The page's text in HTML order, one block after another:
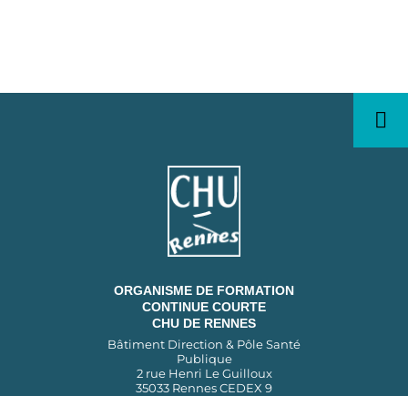
ORGANISME DE FORMATION
CONTINUE COURTE
CHU DE RENNES
Bâtiment Direction & Pôle Santé
Publique
2 rue Henri Le Guilloux
35033 Rennes CEDEX 9